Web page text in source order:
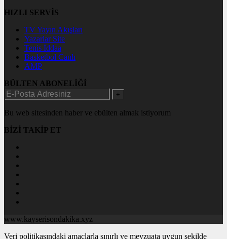
HIZLI SERVİS
TV Yayın Akışları
Yazarlar Site
Tenis İddaa
Basketbol Canlı
AMP
BÜLTEN ABONELİĞİ
+
Bu web sitesinden haber ve ebülten almak istiyorum
BİZİ TAKİP ET
www.kayserisondakika.xyz
Veri politikasındaki amaçlarla sınırlı ve mevzuata uygun şekilde